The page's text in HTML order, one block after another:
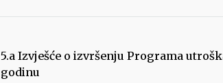
5.a Izvješće o izvršenju Programa
godinu